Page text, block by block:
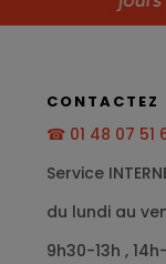
CONTACTEZ
☎ 01 48 07 51
Service
du lundi au
9h30-13h ,